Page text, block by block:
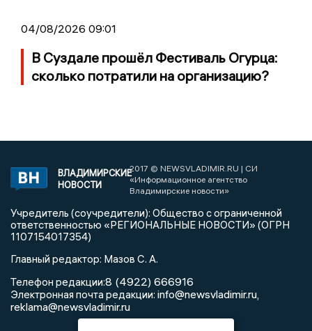
04/08/2026 09:01
В Суздале прошёл Фестиваль Огурца:
сколько потратили на организацию?
ВЛАДИМИРСКИЕ
НОВОСТИ
2017 © NEWSVLADIMIR.RU | СИ
«Информационное агентство
Владимирские новости»
Учредитель (соучредители): Общество с ограниченной
ответственностью «РЕГИОНАЛЬНЫЕ НОВОСТИ» (ОГРН
1107154017354)
Главный редактор: Мазов С. А.
Телефон редакции:8 (4922) 666916
Электронная почта редакции: info@newsvladimir.ru,
reklama@newsvladimir.ru